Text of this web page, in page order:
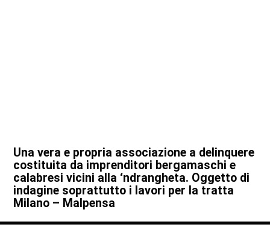
Una vera e propria associazione a delinquere
costituita da imprenditori bergamaschi e
calabresi vicini alla ‘ndrangheta. Oggetto di
indagine soprattutto i lavori per la tratta
Milano – Malpensa